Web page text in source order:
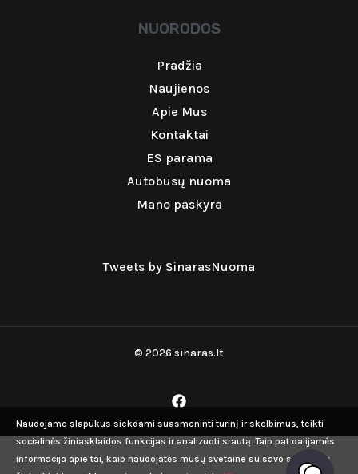
NUORODOS
Pradžia
Naujienos
Apie Mus
Kontaktai
ES parama
Autobusų nuoma
Mano paskyra
Tweets by SinarasNuoma
© 2026 sinaras.lt
Naudojame slapukus siekdami suasmeninti turinį ir skelbimus, teikti
socialinės žiniasklaidos funkcijas ir analizuoti srautą. Taip pat dalijamės
informacija apie tai, kaip naudojatės mūsų svetaine su savo socialinės